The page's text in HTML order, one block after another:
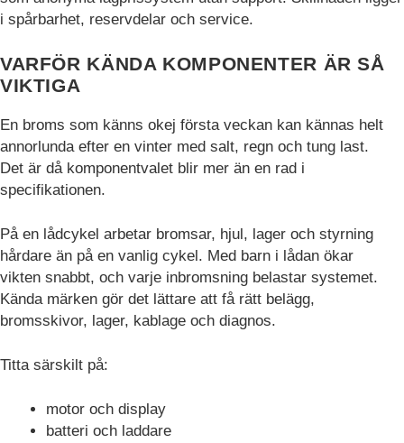
i spårbarhet, reservdelar och service.
VARFÖR KÄNDA KOMPONENTER ÄR SÅ
VIKTIGA
En broms som känns okej första veckan kan kännas helt
annorlunda efter en vinter med salt, regn och tung last.
Det är då komponentvalet blir mer än en rad i
specifikationen.
På en lådcykel arbetar bromsar, hjul, lager och styrning
hårdare än på en vanlig cykel. Med barn i lådan ökar
vikten snabbt, och varje inbromsning belastar systemet.
Kända märken gör det lättare att få rätt belägg,
bromsskivor, lager, kablage och diagnos.
Titta särskilt på:
motor och display
batteri och laddare